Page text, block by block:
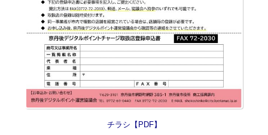
チラシ【PDF】